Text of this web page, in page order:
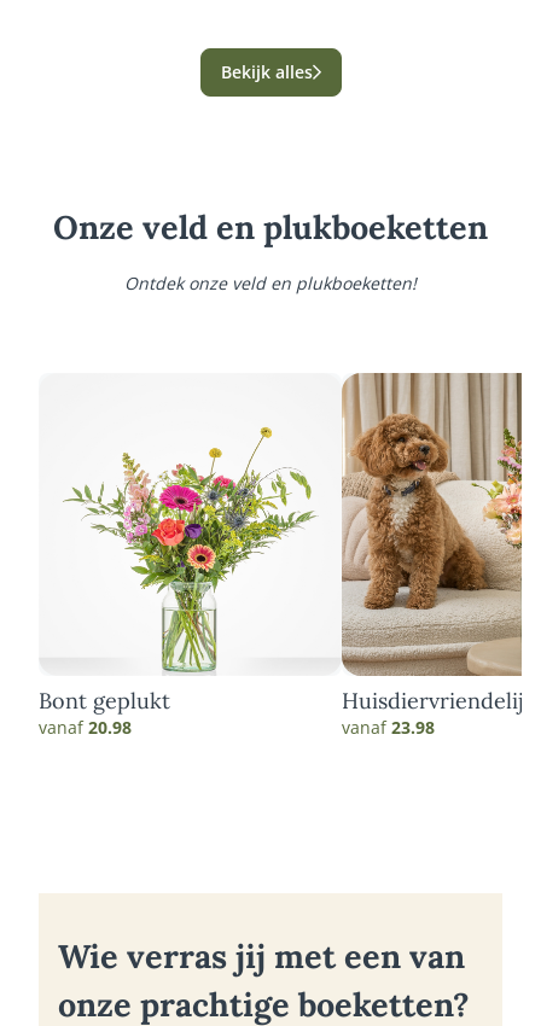
Bekijk alles
Onze veld en plukboeketten
Ontdek onze veld en plukboeketten!
Bont geplukt
vanaf20.98
Huisdiervriendelijk
vanaf23.98
Wie verras jij met een van
onze prachtige boeketten?